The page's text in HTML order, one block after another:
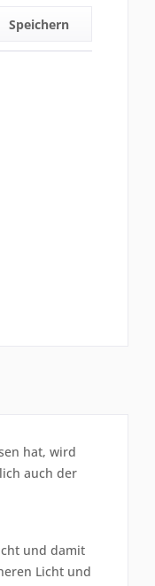
Speichern
hat, wird
auch der
und damit
Licht und